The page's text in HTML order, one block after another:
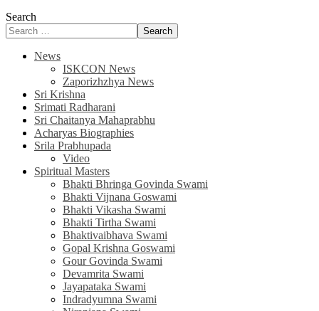
Search
Search
News
ISKCON News
Zaporizhzhya News
Sri Krishna
Srimati Radharani
Sri Chaitanya Mahaprabhu
Acharyas Biographies
Srila Prabhupada
Video
Spiritual Masters
Bhakti Bhringa Govinda Swami
Bhakti Vijnana Goswami
Bhakti Vikasha Swami
Bhakti Tirtha Swami
Bhaktivaibhava Swami
Gopal Krishna Goswami
Gour Govinda Swami
Devamrita Swami
Jayapataka Swami
Indradyumna Swami